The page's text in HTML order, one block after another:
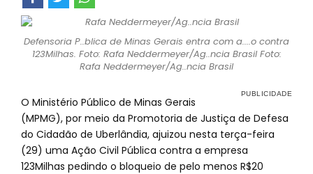
Defensoria P..blica de Minas Gerais entra com a....o contra
123Milhas. Foto: Rafa Neddermeyer/Ag..ncia Brasil Foto:
Rafa Neddermeyer/Ag..ncia Brasil
O Ministério Público de Minas Gerais
(MPMG), por meio da Promotoria de Justiça de Defesa
do Cidadão de Uberlândia, ajuizou nesta terça-feira
(29) uma Ação Civil Pública contra a empresa
123Milhas pedindo o bloqueio de pelo menos R$20